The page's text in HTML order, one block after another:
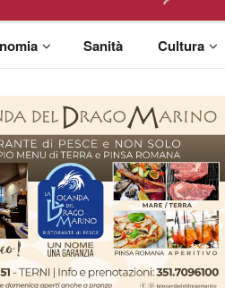
Sanità Cultura